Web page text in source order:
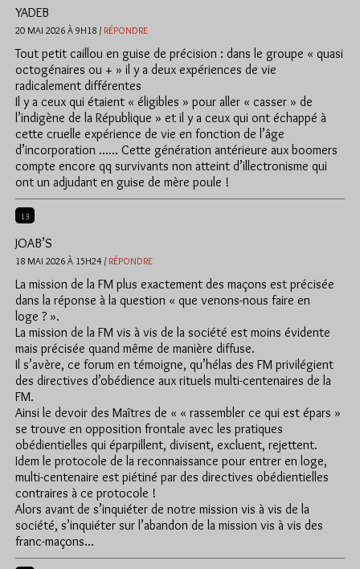
YADEB
20 MAI 2026 À 9H18 / RÉPONDRE
Tout petit caillou en guise de précision : dans le groupe « quasi
octogénaires ou + » il y a deux expériences de vie
radicalement différentes
Il y a ceux qui étaient « éligibles » pour aller « casser » de
l’indigène de la République » et il y a ceux qui ont échappé à
cette cruelle expérience de vie en fonction de l’âge
d’incorporation …… Cette génération antérieure aux boomers
compte encore qq survivants non atteint d’illectronisme qui
ont un adjudant en guise de mère poule !
13
JOAB’S
18 MAI 2026 À 15H24 / RÉPONDRE
La mission de la FM plus exactement des maçons est précisée
dans la réponse à la question « que venons-nous faire en
loge ? ».
La mission de la FM vis à vis de la société est moins évidente
mais précisée quand même de manière diffuse.
Il s’avère, ce forum en témoigne, qu’hélas des FM privilégient
des directives d’obédience aux rituels multi-centenaires de la
FM.
Ainsi le devoir des Maîtres de « « rassembler ce qui est épars »
se trouve en opposition frontale avec les pratiques
obédientielles qui éparpillent, divisent, excluent, rejettent.
Idem le protocole de la reconnaissance pour entrer en loge,
multi-centenaire est piétiné par des directives obédientielles
contraires à ce protocole !
Alors avant de s’inquiéter de notre mission vis à vis de la
société, s’inquiéter sur l’abandon de la mission vis à vis des
franc-maçons…